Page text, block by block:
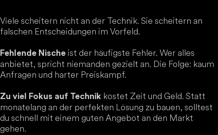
Viele scheitern nicht an der Technik. Sie scheitern an
falschen Entscheidungen im Vorfeld.
Fehlende Nische ist der häufigste Fehler. Wer alles
anbietet, spricht niemanden gezielt an. Die Folge: kaum
Anfragen und harter Preiskampf.
Zu viel Fokus auf Technik kostet Zeit und Geld. Statt
monatelang an der perfekten Lösung zu bauen, solltest
du schnell mit einem guten Angebot an den Markt
gehen.